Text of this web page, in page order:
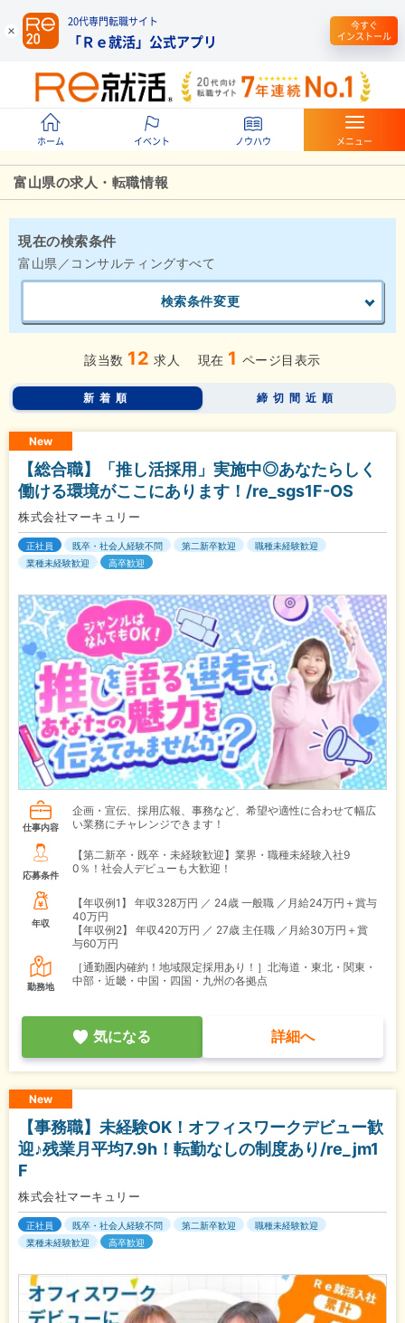
20代専門転職サイト
「Ｒｅ就活」公式アプリ
今すぐ
インストール
ホーム イベント ノウハウ メニュー
富山県の求人・転職情報
現在の検索条件
富山県／コンサルティングすべて
検索条件変更
該当数 12 求人 現在 1 ページ目表示
新着順 締切間近順
New
【総合職】「推し活採用」実施中◎あなたらしく
働ける環境がここにあります！/re_sgs1F-OS
株式会社マーキュリー
正社員 既卒・社会人経験不問 第二新卒歓迎
職種未経験歓迎
業種未経験歓迎
高卒歓迎
仕事内容
企画・宣伝、採用広報、事務など、希望や適性に合わせて幅広
い業務にチャレンジできます！
応募条件
【第二新卒・既卒・未経験歓迎】業界・職種未経験入社9
0％！社会人デビューも大歓迎！
年収
【年収例1】
年収328万円 ／ 24歳 一般職 ／月給24万円＋賞与
40万円
【年収例2】
年収420万円 ／ 27歳 主任職 ／月給30万円＋賞
与60万円
勤務地
［通勤圏内確約！地域限定採用あり！］北海道・東北・関東・
中部・近畿・中国・四国・九州の各拠点
気になる 詳細へ
New
【事務職】未経験OK！オフィスワークデビュー歓
迎♪残業月平均7.9h！転勤なしの制度あり/re_jm1
F
株式会社マーキュリー
正社員 既卒・社会人経験不問 第二新卒歓迎
職種未経験歓迎
業種未経験歓迎
高卒歓迎